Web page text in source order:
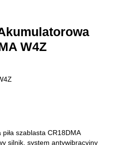
W4Z
szablasta CR18DMA
silnik, system antywibracyjny